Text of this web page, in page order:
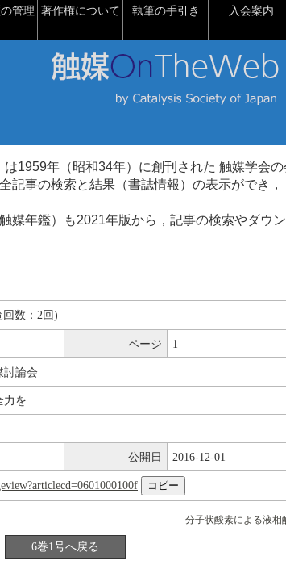
管理 著作権について 執筆の手引き 入会案内
1959年（昭和34年）に創刊された 触媒学会の
記事の検索と結果（書誌情報）の表示ができ
媒年鑑）も2021年版から，記事の検索やダウ
回数：2回)
ページ 1
討論会
力を
公開日 2016-12-01
分子状酸素による液相
6巻1号へ戻る